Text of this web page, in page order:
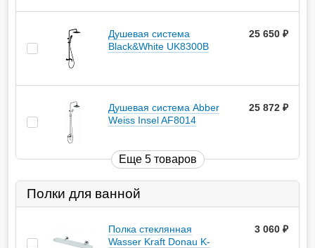
Душевая система
Black&White UK8300В
25 650
Душевая система Abber
Weiss Insel AF8014
25 872
Еще 5 товаров
Полки для ванной
Полка стеклянная
Wasser Kraft Donau K-
3 060